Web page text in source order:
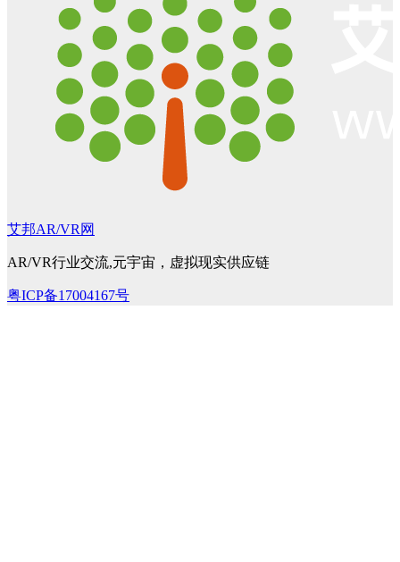
艾邦AR/VR网
AR/VR行业交流,元宇宙，虚拟现实供应链
粤ICP备17004167号